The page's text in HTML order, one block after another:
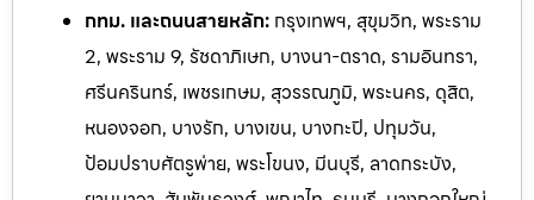
กทม. และถนนสายหลัก: กรุงเทพฯ, สุขุมวิท, พระราม
2, พระราม 9, รัชดาภิเษก, บางนา-ตราด, รามอินทรา,
ศรีนครินทร์, เพชรเกษม, สุวรรณภูมิ, พระนคร, ดุสิต,
หนองจอก, บางรัก, บางเขน, บางกะปิ, ปทุมวัน,
ป้อมปราบศัตรูพ่าย, พระโขนง, มีนบุรี, ลาดกระบัง,